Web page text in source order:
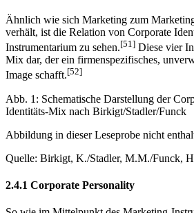
Ähnlich wie sich Marketing zum
verhält, ist die Relation von Corporate
Instrumentarium zu sehen.[51]Diese vier
Mix dar, der ein firmenspezifisches,
Abb. 1: Schematische Darstellung der